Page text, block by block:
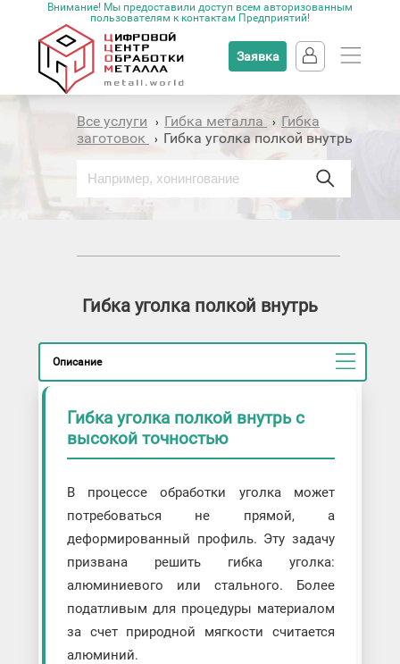
Внимание! Мы предоставили доступ всем авторизованным
пользователям к контактам Предприятий!
Заявка
Все услуги › Гибка металла › Гибка
заготовок
› Гибка уголка полкой внутрь
Гибка уголка полкой внутрь
Описание
Гибка уголка полкой внутрь с
высокой точностью
В процессе обработки уголка может
потребоваться не прямой, а
деформированный профиль. Эту задачу
призвана решить гибка уголка:
алюминиевого или стального. Более
податливым для процедуры материалом
за счет природной мягкости считается
алюминий.